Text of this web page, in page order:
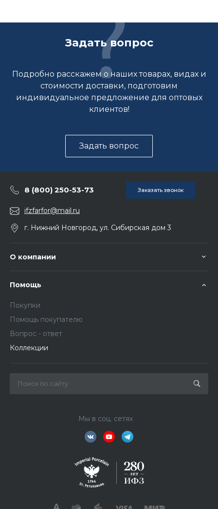
Задать вопрос
Подробно расскажем о наших товарах, видах и
стоимости доставки, подготовим
индивидуальное предложение для оптовых
клиентов!
Задать вопрос
8 (800) 250-53-73 Заказать звонок
ifzfarfor@mail.ru
г. Нижний Новгород, ул. Сибирская дом 3
О компании
Помощь
Покупки
Помощь покупателю
Вопрос - ответ
Коллекции
Мы в соц. сетях